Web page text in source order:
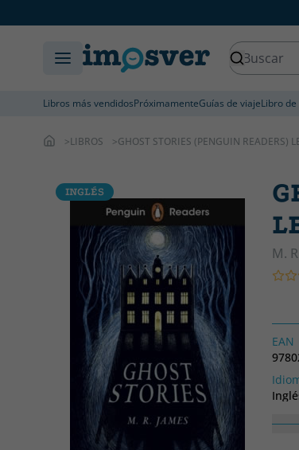
Libros más vendidosPróximamenteGuías de viajeLibro
LIBROS GHOST STORIES (PENGUIN READERS)
INGLÉS
M.
EAN